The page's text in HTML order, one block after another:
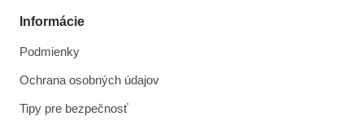
Informácie
Podmienky
Ochrana osobných údajov
Tipy pre bezpečnosť